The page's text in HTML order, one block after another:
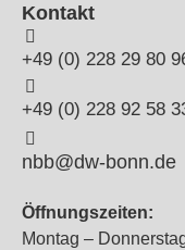
Kontakt
+49 (0) 228 29 80
+49 (0) 228 92 58
nbb@dw-bonn.de
Öffnungszeiten:
Montag –